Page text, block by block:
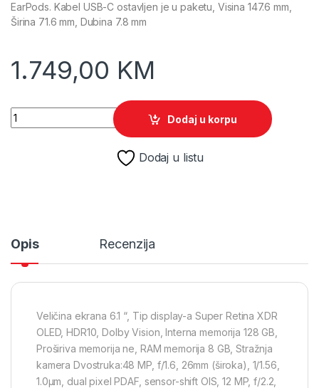
EarPods. Kabel USB-C ostavljen je u paketu, Visina 147.6 mm,
Širina 71.6 mm, Dubina 7.8 mm
1.749,00 KM
Apple iPhone 16 128GB Ultramarine quantity
Dodaj u korpu
Dodaj u listu
Opis Recenzija
Veličina ekrana 6.1 “, Tip display-a Super Retina XDR
OLED, HDR10, Dolby Vision, Interna memorija 128 GB,
Proširiva memorija ne, RAM memorija 8 GB, Stražnja
kamera Dvostruka:48 MP, f/1.6, 26mm (široka), 1/1.56,
1.0µm, dual pixel PDAF, sensor-shift OIS, 12 MP, f/2.2,